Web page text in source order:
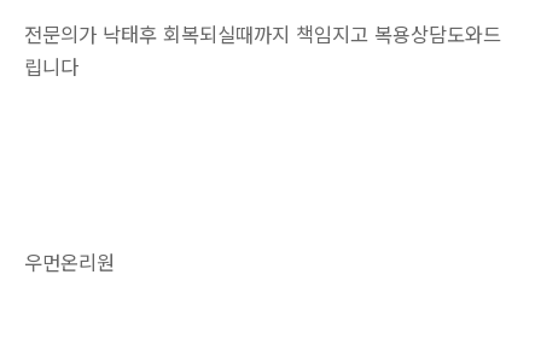
전문의가 낙태후 회복되실때까지 책임지고 복용상담도와드
립니다
우먼온리원